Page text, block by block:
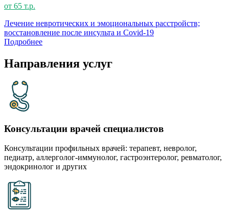
от 65 т.р.
Лечение невротических и эмоциональных расстройств;
восстановление после инсульта и Covid-19
Подробнее
Направления услуг
Консультации врачей специалистов
Консультации профильных врачей: терапевт, невролог,
педиатр, аллерголог-иммунолог, гастроэнтеролог, ревматолог,
эндокринолог и других